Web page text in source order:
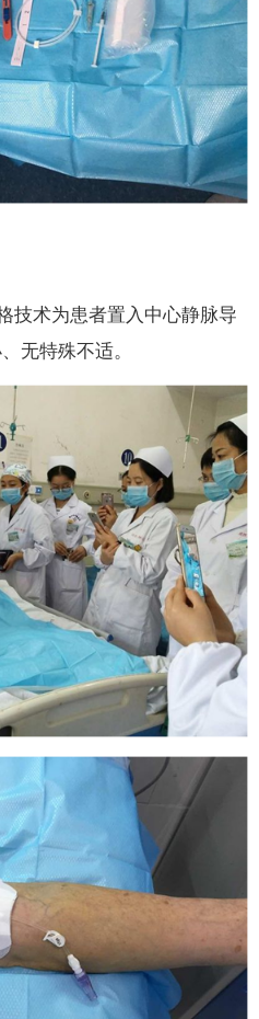
技术为患者置入中心静脉导
无特殊不适。